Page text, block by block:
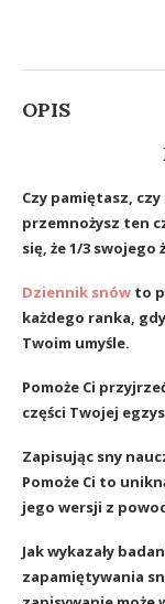
OPIS
Czy pamiętasz,
przemnożysz ten
się, że 1/3 swojego
Dziennik snów to
każdego ranka,
Twoim umyśle.
Pomoże Ci
części Twojej
Zapisując sny
Pomoże Ci to
jego wersji z
Jak wykazały
zapamiętywania